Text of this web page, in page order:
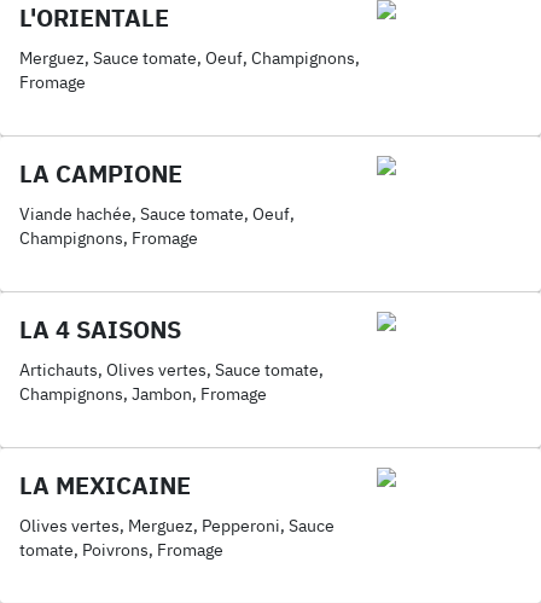
L'ORIENTALE
Merguez, Sauce tomate, Oeuf, Champignons,
Fromage
LA CAMPIONE
Viande hachée, Sauce tomate, Oeuf,
Champignons, Fromage
LA 4 SAISONS
Artichauts, Olives vertes, Sauce tomate,
Champignons, Jambon, Fromage
LA MEXICAINE
Olives vertes, Merguez, Pepperoni, Sauce
tomate, Poivrons, Fromage